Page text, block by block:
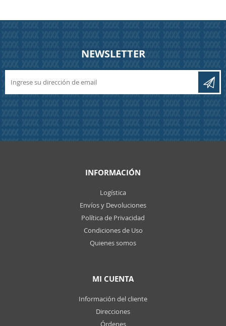
NEWSLETTER
INFORMACIÓN
Logística
Envíos y Devoluciones
Política de Privacidad
Condiciones de Uso
Quienes somos
MI CUENTA
Información del cliente
Direcciones
Órdenes